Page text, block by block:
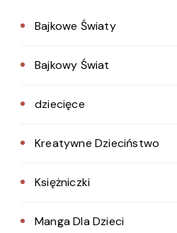
Bajkowe Światy
Bajkowy Świat
dziecięce
Kreatywne Dzieciństwo
Księżniczki
Manga Dla Dzieci